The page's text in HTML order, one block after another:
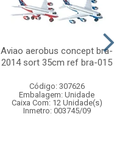
Aviao aerobus concept bra-
2014 sort 35cm ref bra-015
Código: 307626
Embalagem: Unidade
Caixa Com: 12 Unidade(s)
Inmetro: 003745/09